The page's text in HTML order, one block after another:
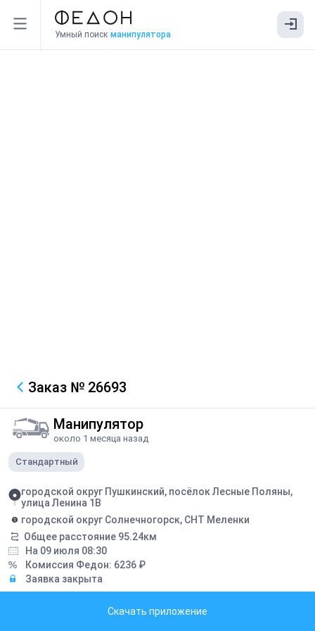
Умный поиск манипулятора
Заказ № 26693
Манипулятор
около 1 месяца назад
Стандартный
городской округ Пушкинский, посёлок Лесные Поляны,
улица Ленина 1В
городской округ Солнечногорск, СНТ Меленки
Общее расстояние 95.24км
На 09 июля 08:30
Комиссия Федон: 6236 ₽
Заявка закрыта
Скачать приложение